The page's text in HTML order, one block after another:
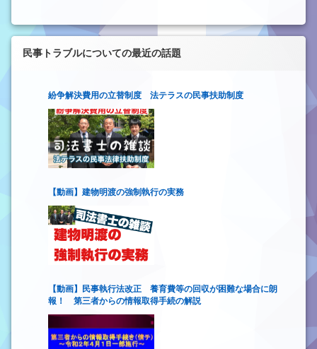
民事トラブルについての最近の話題
紛争解決費用の立替制度 法テラスの民事扶助制度
【動画】建物明渡の強制執行の実務
【動画】民事執行法改正 養育費等の回収が困難な場合に朗
報！ 第三者からの情報取得手続の解説